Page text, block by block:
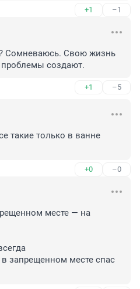
+1 –1
Сомневаюсь. Свою жизнь
проблемы создают.
+1 –5
такие только в ванне
+0 –0
месте — на
запрещенном месте спас